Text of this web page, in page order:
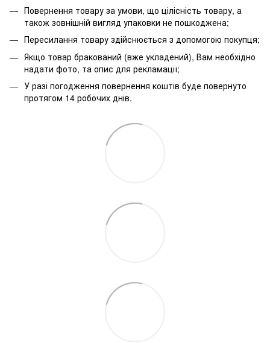
Повернення товару за умови, що цілісність товару, а
також зовнішній вигляд упаковки не пошкоджена;
Пересилання товару здійснюється з допомогою покупця;
Якщо товар бракований (вже укладений), Вам необхідно
надати фото, та опис для рекламації;
У разі погодження повернення коштів буде повернуто
протягом 14 робочих днів.